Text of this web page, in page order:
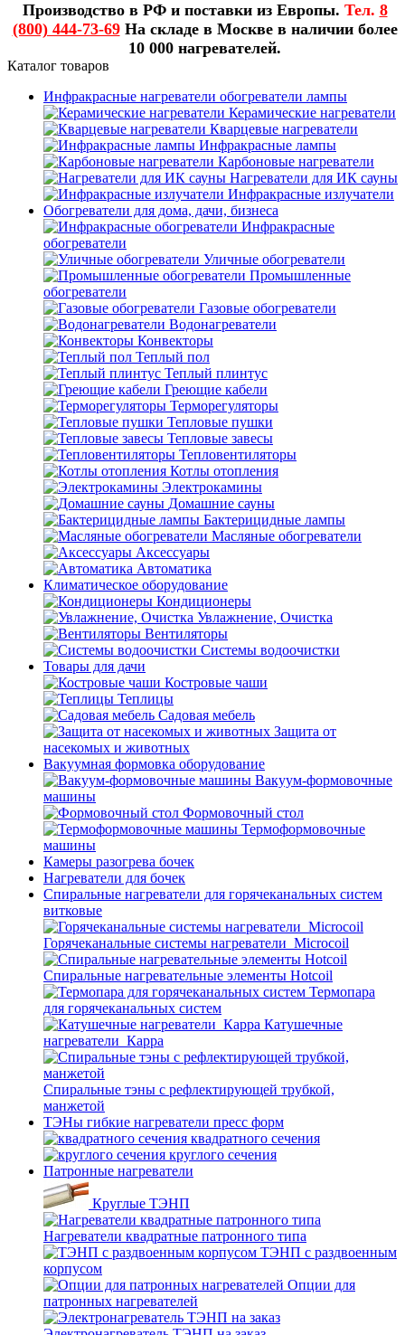
Производство в РФ и поставки из Европы. Тел. 8
(800) 444-73-69На складе в Москве в наличии более
10 000 нагревателей.
Каталог товаров
Инфракрасные нагреватели обогреватели лампы
Керамические нагреватели
Кварцевые нагреватели
Инфракрасные лампы
Карбоновые нагреватели
Нагреватели для ИК сауны
Инфракрасные излучатели
Обогреватели для дома, дачи, бизнеса
Инфракрасные
обогреватели
Уличные обогреватели
Промышленные
обогреватели
Газовые обогреватели
Водонагреватели
Конвекторы
Теплый пол
Теплый плинтус
Греющие кабели
Терморегуляторы
Тепловые пушки
Тепловые завесы
Тепловентиляторы
Котлы отопления
Электрокамины
Домашние сауны
Бактерицидные лампы
Масляные обогреватели
Аксессуары
Автоматика
Климатическое оборудование
Кондиционеры
Увлажнение, Очистка
Вентиляторы
Системы водоочистки
Товары для дачи
Костровые чаши
Теплицы
Садовая мебель
Защита от
насекомых и животных
Вакуумная формовка оборудование
Вакуум-формовочные
машины
Формовочный стол
Термоформовочные
машины
Камеры разогрева бочек
Нагреватели для бочек
Спиральные нагреватели для горячеканальных систем
витковые
Горячеканальные системы нагреватели_Microcoil
Спиральные нагревательные элементы Hotcoil
Термопара
для горячеканальных систем
Катушечные
нагреватели_Карра
Спиральные тэны с рефлектирующей трубкой,
манжетой
ТЭНы гибкие нагреватели пресс форм
квадратного сечения
круглого сечения
Патронные нагреватели
Круглые ТЭНП
Нагреватели квадратные патронного типа
ТЭНП с раздвоенным
корпусом
Опции для
патронных нагревателей